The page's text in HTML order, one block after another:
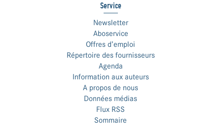
Service
Newsletter
Aboservice
Offres d’emploi
Répertoire des fournisseurs
Agenda
Information aux auteurs
A propos de nous
Données médias
Flux RSS
Sommaire